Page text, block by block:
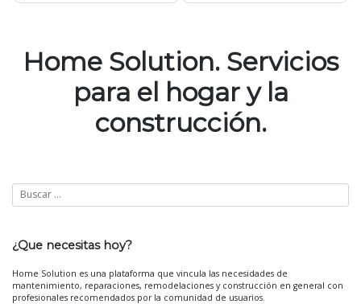
de
entradas
Home Solution. Servicios
para el hogar y la
construcción.
¿Que necesitas hoy?
Home Solution es una plataforma que vincula las necesidades de
mantenimiento, reparaciones, remodelaciones y construcción en general con
profesionales recomendados por la comunidad de usuarios.